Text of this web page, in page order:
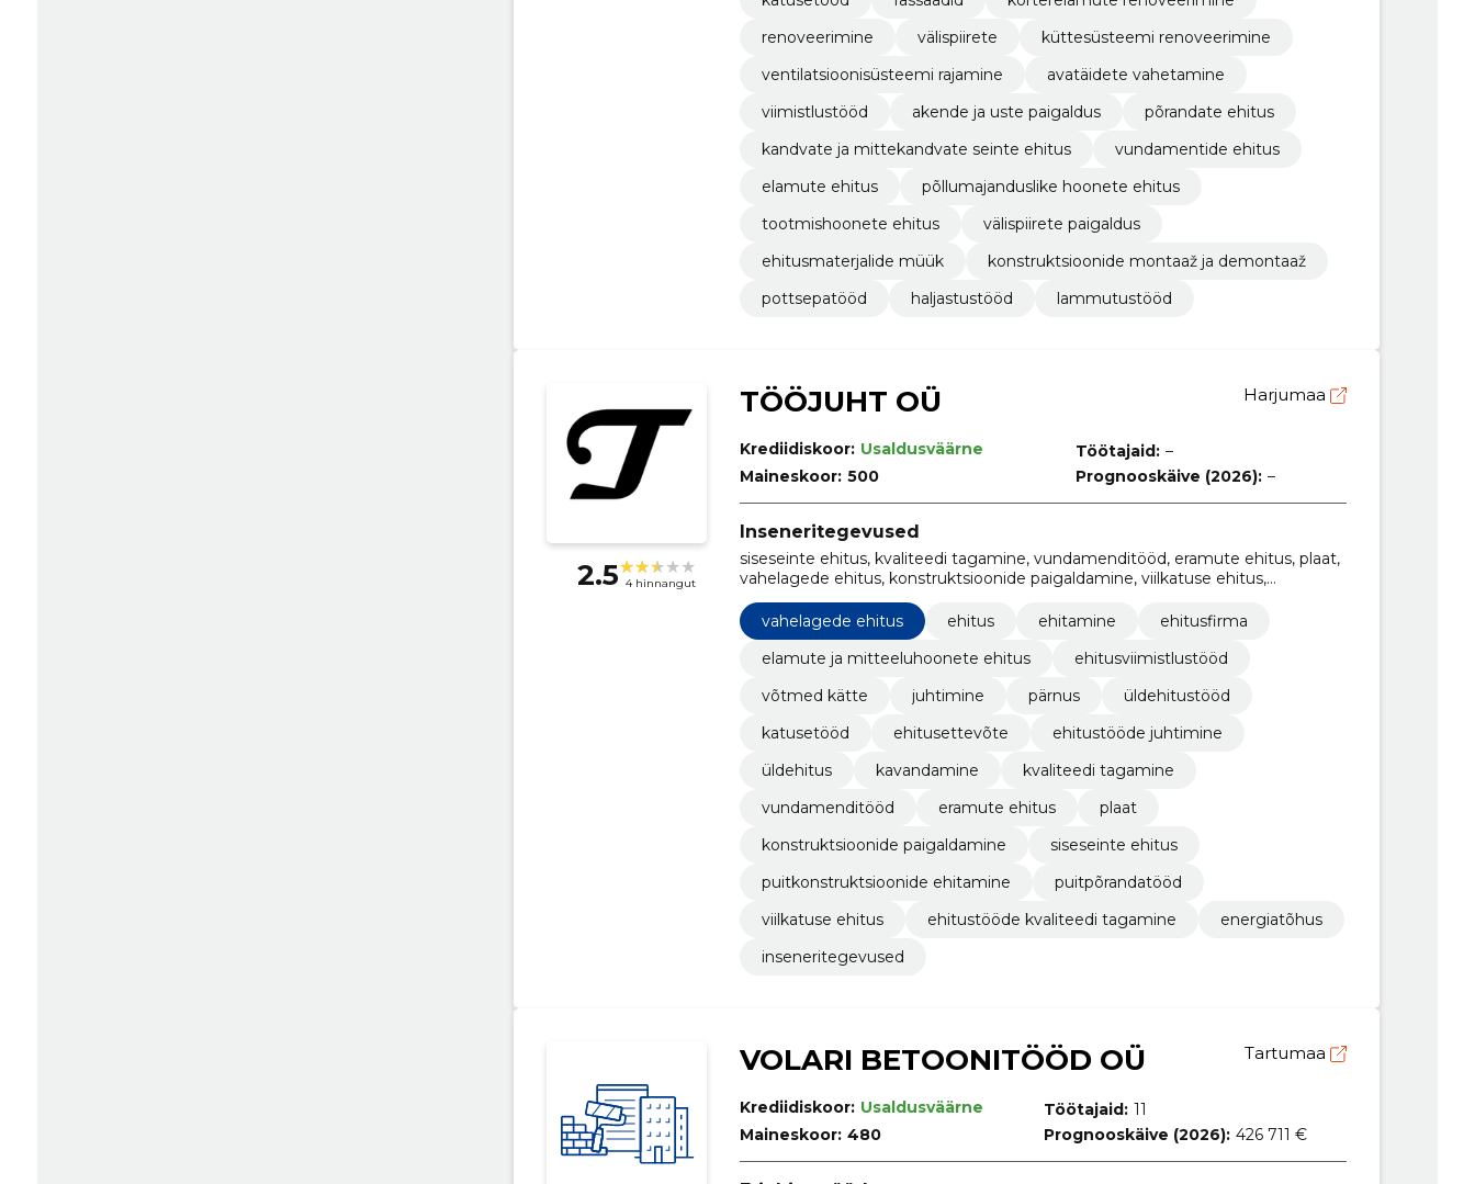
renoveerimine
välispiirete
küttesüsteemi renoveerimine
ventilatsioonisüsteemi rajamine
avatäidete vahetamine
viimistlustööd
akende ja uste paigaldus
põrandate ehitus
kandvate ja mittekandvate seinte ehitus
vundamentide ehitus
elamute ehitus
põllumajanduslike hoonete ehitus
tootmishoonete ehitus
välispiirete paigaldus
ehitusmaterjalide müük
konstruktsioonide montaaž ja demontaaž
pottsepatööd
haljastustööd lammutustööd
2.5 4 hinnangut
TÖÖJUHT OÜ Harjumaa
Krediidiskoor: Usaldusväärne
Maineskoor: 500
Töötajaid: –
Prognooskäive (2026): –
Inseneritegevused
siseseinte ehitus, kvaliteedi tagamine, vundamenditööd, eramute ehitus, plaat,
vahelagede ehitus, konstruktsioonide paigaldamine, viilkatuse ehitus,
energiatõhus, ehitustööde kvaliteedi tagamine
vahelagede ehitus
ehitus ehitamine
ehitusfirma
elamute ja mitteeluhoonete ehitus
ehitusviimistlustööd
võtmed kätte
juhtimine pärnus
üldehitustööd
katusetööd
ehitusettevõte
ehitustööde juhtimine
üldehitus
kavandamine
kvaliteedi tagamine
vundamenditööd
eramute ehitus
plaat
konstruktsioonide paigaldamine
siseseinte ehitus
puitkonstruktsioonide ehitamine
puitpõrandatööd
viilkatuse ehitus
ehitustööde kvaliteedi tagamine
energiatõhus
inseneritegevused
VOLARI BETOONITÖÖD OÜ Tartumaa
Krediidiskoor: Usaldusväärne
Maineskoor: 480
Töötajaid: 11
Prognooskäive (2026): 426 711 €